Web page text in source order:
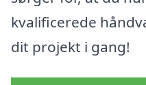
kvalificerede
dit projekt i gang!